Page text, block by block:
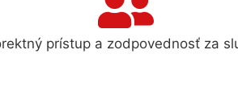
prístup a zodpovednosť za